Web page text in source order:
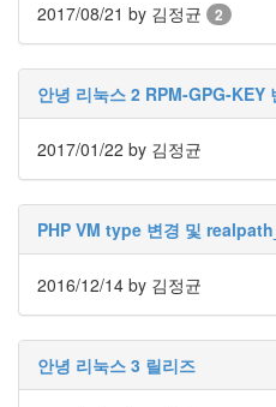
2017/08/21 by 김정균 2
안녕 리눅스 2 RPM-GPG-KEY
2017/01/22 by 김정균
PHP VM type 변경 및
2016/12/14 by 김정균
안녕 리눅스 3 릴리즈
Find!
Categories
192
주
절
주
절
이
11